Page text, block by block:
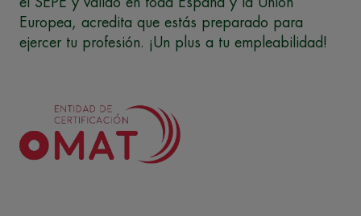
Europea, acredita que estás preparado para
ejercer tu profesión. ¡Un plus a tu empleabilidad!